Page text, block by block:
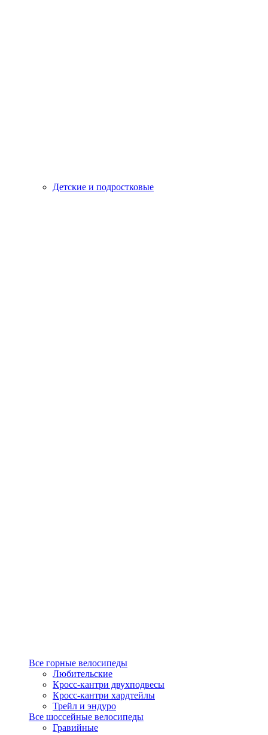
Детские и подростковые
Все горные велосипеды
Любительские
Кросс-кантри двухподвесы
Кросс-кантри хардтейлы
Трейл и эндуро
Все шоссейные велосипеды
Гравийные